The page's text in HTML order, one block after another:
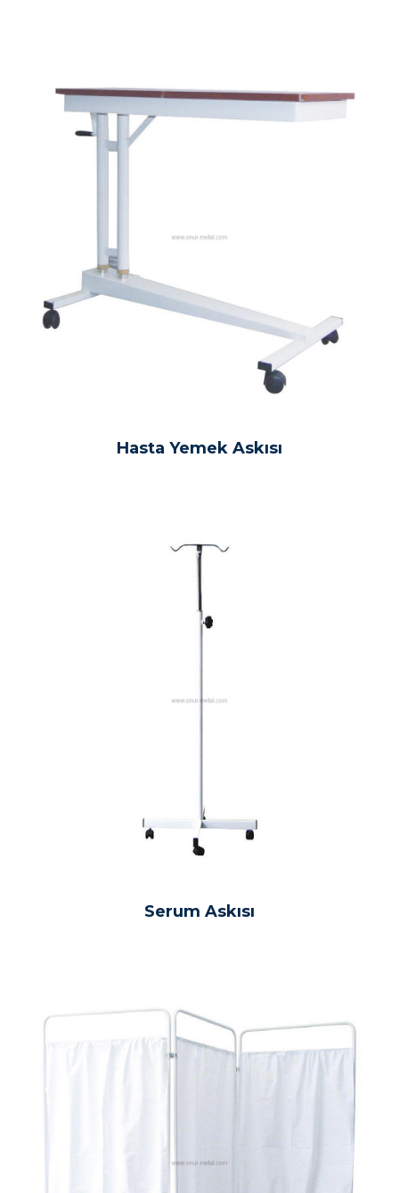
Hasta Yemek Askısı
Serum Askısı